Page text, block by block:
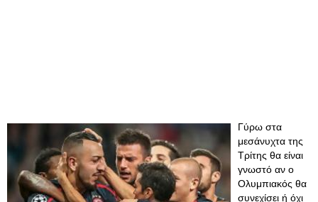
Γύρω στα
μεσάνυχτα της
Τρίτης θα είναι
γνωστό αν ο
Ολυμπιακός θα
συνεχίσει ή όχι